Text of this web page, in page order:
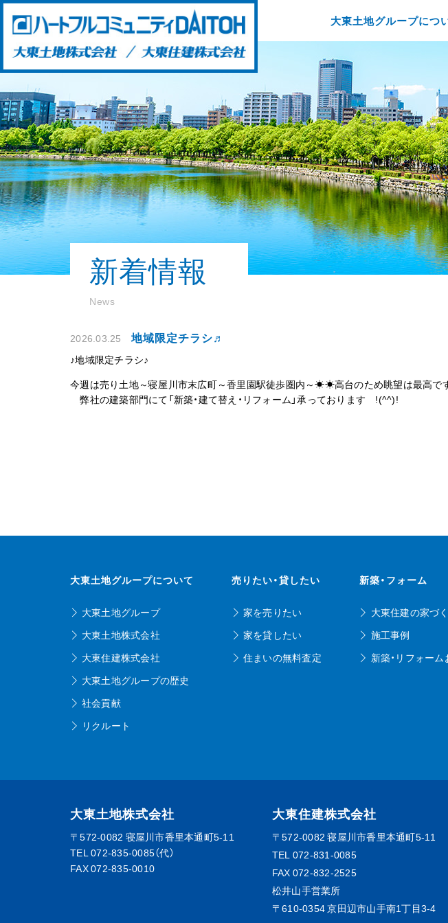
大東土地グループにつ
新着情報
News
2026.03.25 地域限定チラシ♬
♪地域限定チラシ♪
今週は売り土地～寝屋川市末広町～香里園駅徒歩圏内～☀☀高台のため眺望は最高
弊社の建築部門にて「新築・建て
大東土地グループについて
大東土地グループ
大東土地株式会社
大東住建株式会社
大東土地グループの歴史
社会貢献
リクルート
売りたい・貸したい
家を売りたい
家を貸したい
住まいの無料査定
新築・フォーム
大東住建の家づ
施工事例
新築・リフォー
大東土地株式会社
〒572-0082 寝屋川市香里本通町5-11
TEL072-835-0085（代）
FAX 072-835-0010
大東住建株式会社
〒572-0082寝屋川市香里本通町5-11
TEL 072-831-0085
FAX 072-832-2525
松井山手営業所
〒610-0354京田辺市山手南1丁目3-4